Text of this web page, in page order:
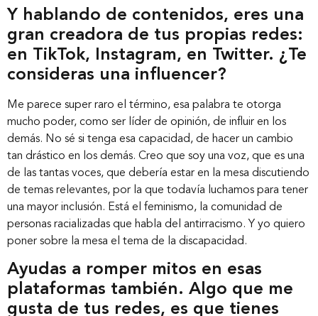
Inicio
Nosotros
Nuestros servicios
Y hablando de contenidos, eres una
gran creadora de tus propias redes:
en TikTok, Instagram, en Twitter. ¿Te
consideras una influencer?
Me parece super raro el término, esa palabra te otorga
mucho poder, como ser líder de opinión, de influir en los
demás. No sé si tenga esa capacidad, de hacer un cambio
tan drástico en los demás. Creo que soy una voz, que es una
de las tantas voces, que debería estar en la mesa discutiendo
de temas relevantes, por la que todavía luchamos para tener
una mayor inclusión. Está el feminismo, la comunidad de
personas racializadas que habla del antirracismo. Y yo quiero
poner sobre la mesa el tema de la discapacidad.
Ayudas a romper mitos en esas
plataformas también. Algo que me
gusta de tus redes, es que tienes